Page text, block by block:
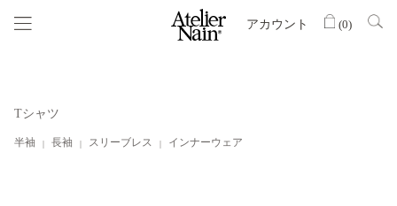
アカウント (0)
Tシャツ
半袖 長袖 スリーブレス インナーウェア